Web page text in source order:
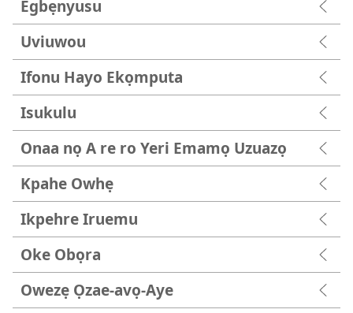
Egbẹnyusu
Uviuwou
Ifonu Hayo Ekọmputa
Isukulu
Onaa nọ A re ro Yeri Emamọ Uzuazọ
Kpahe Owhẹ
Ikpehre Iruemu
Oke Obọra
Owezẹ Ọzae-avọ-Aye